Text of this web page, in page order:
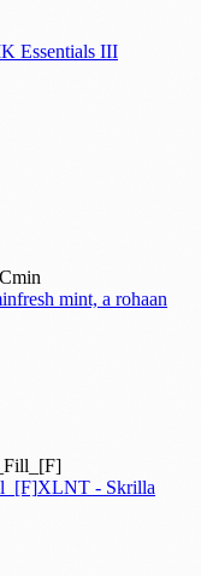
Essentials III
fresh mint, a rohaan
XLNT - Skrilla